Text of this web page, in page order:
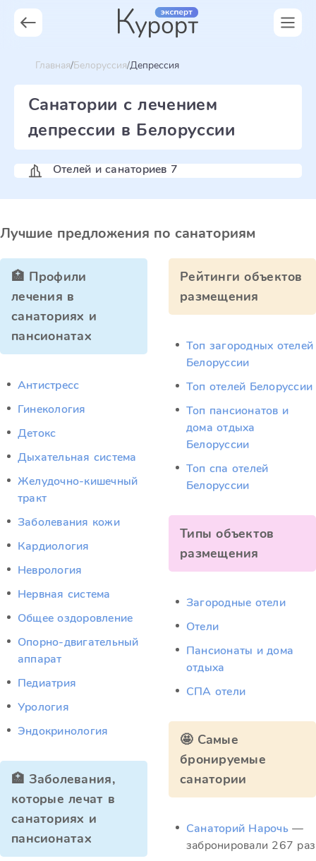
Главная Белоруссия Депрессия
Санатории с лечением
депрессии в Белоруссии
Отелей и санаториев 7
Лучшие предложения по санаториям
🏥 Профили
лечения в
санаториях и
пансионатах
Антистресс
Гинекология
Детокс
Дыхательная система
Желудочно-кишечный
тракт
Заболевания кожи
Кардиология
Неврология
Нервная система
Общее оздоровление
Опорно-двигательный
аппарат
Педиатрия
Урология
Эндокринология
🏥 Заболевания,
которые лечат в
санаториях и
пансионатах
Рейтинги объектов
размещения
Топ загородных отелей
Белоруссии
Топ отелей Белоруссии
Топ пансионатов и
дома отдыха
Белоруссии
Топ спа отелей
Белоруссии
Типы объектов
размещения
Загородные отели
Отели
Пансионаты и дома
отдыха
СПА отели
🤩 Самые
бронируемые
санатории
Санаторий Нарочь —
забронировали 267 раз